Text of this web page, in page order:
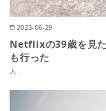
2023-06-29
Netflixの39歳を見
も行った
人…